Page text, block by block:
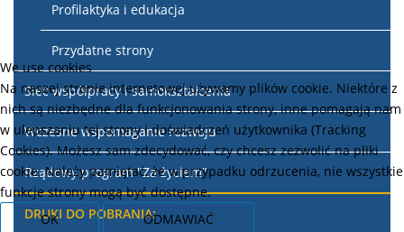
Profilaktyka i edukacja
Przydatne strony
Sieć współpracy i samokształcenia
Wczesne wspomaganie rozwoju
Rządowy program "Za życiem"
DRUKI DO POBRANIA:
We use cookies
Na naszej stronie internetowej używamy plików cookie. Niektóre z
nich są niezbędne dla funkcjonowania strony, inne pomagają nam
w ulepszaniu tej strony i doświadczeń użytkownika (Tracking
Cookies). Możesz sam zdecydować, czy chcesz zezwolić na pliki
cookie. Należy pamiętać, że w przypadku odrzucenia, nie wszystkie
funkcje strony mogą być dostępne.
OK
ODMAWIAĆ